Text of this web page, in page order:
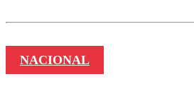
NACIONAL